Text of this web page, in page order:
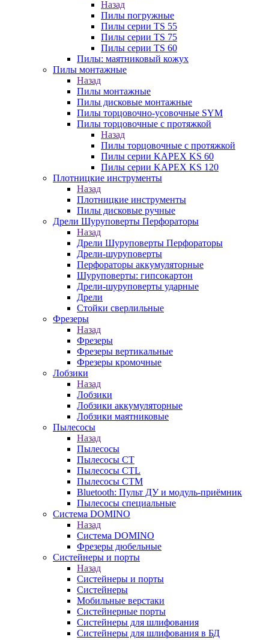
Назад
Пилы погружные
Пилы серии TS 55
Пилы серии TS 75
Пилы серии TS 60
Пилы: маятниковый кожух
Пилы монтажные
Назад
Пилы монтажные
Пилы дисковые монтажные
Пилы торцовочно-усовочные SYM
Пилы торцовочные с протяжкой
Назад
Пилы торцовочные с протяжкой
Пилы серии KAPEX KS 60
Пилы серии KAPEX KS 120
Плотницкие инструменты
Назад
Плотницкие инструменты
Пилы дисковые ручные
Дрели Шуруповерты Перфораторы
Назад
Дрели Шуруповерты Перфораторы
Дрели-шуруповерты
Перфораторы аккумуляторные
Шуруповерты: гипсокартон
Дрели-шуруповерты ударные
Дрели
Стойки сверлильные
Фрезеры
Назад
Фрезеры
Фрезеры вертикальные
Фрезеры кромочные
Лобзики
Назад
Лобзики
Лобзики аккумуляторные
Лобзики маятниковые
Пылесосы
Назад
Пылесосы
Пылесосы CT
Пылесосы CTL
Пылесосы CTM
Bluetooth: Пульт ДУ и модуль-приёмник
Пылесосы специальные
Система DOMINO
Назад
Система DOMINO
Фрезеры дюбельные
Систейнеры и порты
Назад
Систейнеры и порты
Систейнеры
Мобильные верстаки
Систейнерные порты
Систейнеры для шлифования
Систейнеры для шлифования в БД